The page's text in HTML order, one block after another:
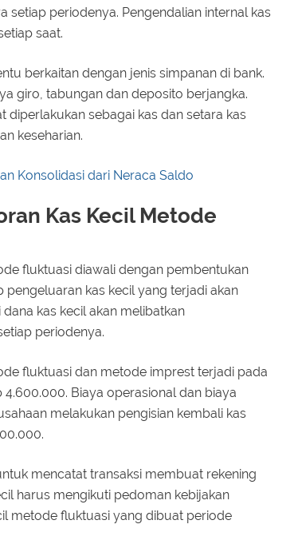
setiap periodenya. Pengendalian internal kas
saat.
berkaitan dengan jenis simpanan di bank.
giro, tabungan dan deposito berjangka.
diperlakukan sebagai kas dan setara kas
keseharian.
Konsolidasi dari Neraca Saldo
Kas Kecil Metode
fluktuasi diawali dengan pembentukan
pengeluaran kas kecil yang terjadi akan
kas kecil akan melibatkan
periodenya.
fluktuasi dan metode imprest terjadi pada
Biaya operasional dan biaya
melakukan pengisian kembali kas
mencatat transaksi membuat rekening
harus mengikuti pedoman kebijakan
metode fluktuasi yang dibuat periode